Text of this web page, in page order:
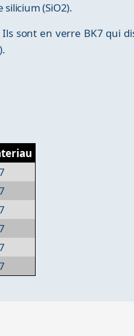
(SiO2).
Ils sont en verre BK7 qui